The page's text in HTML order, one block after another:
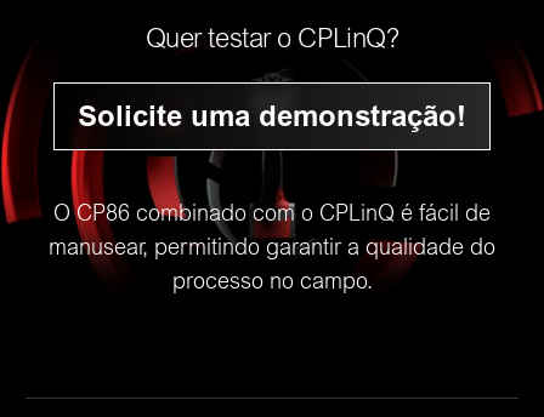
Quer testar o CPLinQ?
Solicite uma demonstração!
O CP86 combinado com o CPLinQ é fácil de
manusear, permitindo garantir a qualidade do
processo no campo.